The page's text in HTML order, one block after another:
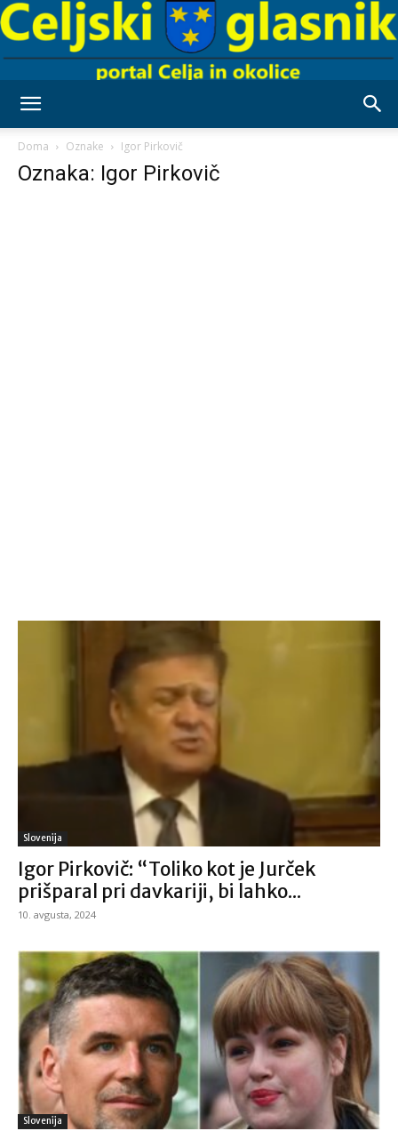
Doma Oznake Igor Pirkovič
Oznaka: Igor Pirkovič
Slovenija
Igor Pirkovič: “Toliko kot je Jurček
prišparal pri davkariji, bi lahko...
10. avgusta, 2024
Slovenija